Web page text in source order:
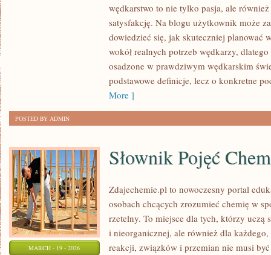
wędkarstwo to nie tylko pasja, ale
satysfakcję. Na blogu użytkownik może
dowiedzieć się, jak skuteczniej planować
wokół realnych potrzeb wędkarzy,
osadzone w prawdziwym wędkarskim
podstawowe definicje, lecz o konkretne
More ]
POSTED BY ADMIN
MARCH - 19 - 2026
Słownik Pojęć
Zdajechemie.pl to nowoczesny portal
osobach chcących zrozumieć chemię w
rzetelny. To miejsce dla tych, którzy uczą
i nieorganicznej, ale również dla
reakcji, związków i przemian nie musi